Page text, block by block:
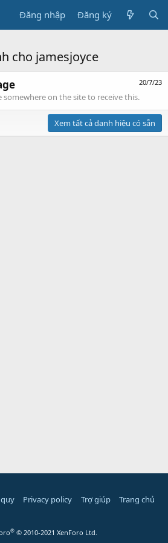
Đăng nhập Đăng ký
cho jamesjoyce
20/7/23
somewhere on the site to receive this.
Xem tất cả danh hiệu có sẵn
Privacy policy Trợ giúp Trang chủ
® © 2010-2021 XenForo Ltd.